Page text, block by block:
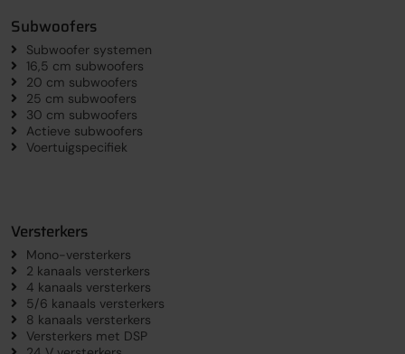
Subwoofers
Subwoofer systemen
16,5 cm subwoofers
20 cm subwoofers
25 cm subwoofers
30 cm subwoofers
Actieve subwoofers
Voertuigspecifiek
Versterkers
Mono-versterkers
2 kanaals versterkers
4 kanaals versterkers
5/6 kanaals versterkers
8 kanaals versterkers
Versterkers met DSP